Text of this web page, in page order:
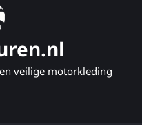
veilige motorkleding